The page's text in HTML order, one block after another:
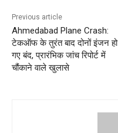
Previous article
Ahmedabad Plane Crash:
टेकऑफ के तुरंत बाद दोनों इंजन हो
गए बंद, प्रारंभिक जांच रिपोर्ट में
चौंकाने वाले खुलासे